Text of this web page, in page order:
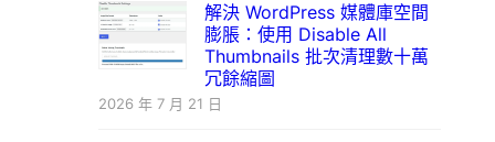
解決 WordPress 媒體庫空間
膨脹：使用 Disable All
Thumbnails 批次清理數十萬
冗餘縮圖
2026 年 7 月 21 日